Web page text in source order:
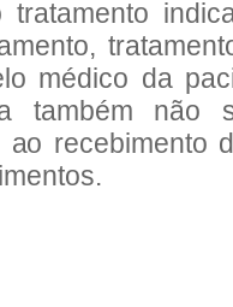
tratamento
médico da
também não
recebimento